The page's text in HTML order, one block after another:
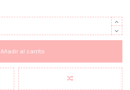
Añadir al carrito